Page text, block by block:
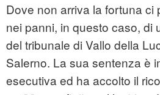
Dove non arriva la fortuna ci
nei panni, in questo caso, di
del tribunale di Vallo della
Salerno. La sua sentenza è
esecutiva ed ha accolto il